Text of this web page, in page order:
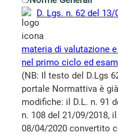
D. Lgs. n. 62 del
materia di valutazione
nel primo ciclo ed
(NB: Il testo del D.Lgs
portale Normattiva è
modifiche: i l D.L. n. 91
n. 108 del 21/09/2018, i
08/04/2020 convertito